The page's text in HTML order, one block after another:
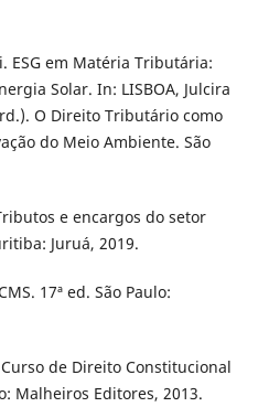
ESG em Matéria Tributária:
Solar. In: LISBOA, Julcira
O Direito Tributário como
do Meio Ambiente. São
e encargos do setor
Juruá, 2019.
17ª ed. São Paulo:
Curso de Direito Constitucional
Malheiros Editores, 2013.